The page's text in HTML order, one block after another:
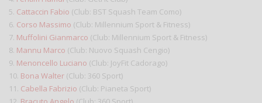
5. Cattaccin Fabio (Club: BST Squash Team Como)
6. Corso Massimo (Club: Millennium Sport & Fitness)
7. Muffolini Gianmarco (Club: Millennium Sport & Fitness)
8. Mannu Marco (Club: Nuovo Squash Cengio)
9. Menoncello Luciano (Club: JoyFit Cadorago)
10. Bona Walter (Club: 360 Sport)
11. Cabella Fabrizio (Club: Pianeta Sport)